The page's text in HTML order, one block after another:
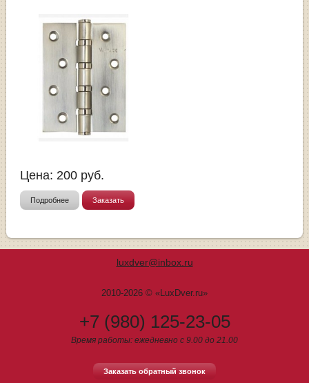
Цена: 200 руб.
Подробнее Заказать
luxdver@inbox.ru
2010-2026 © «LuxDver.ru»
+7 (980) 125-23-05
Время работы: ежедневно с 9.00 до 21.00
Заказать обратный звонок